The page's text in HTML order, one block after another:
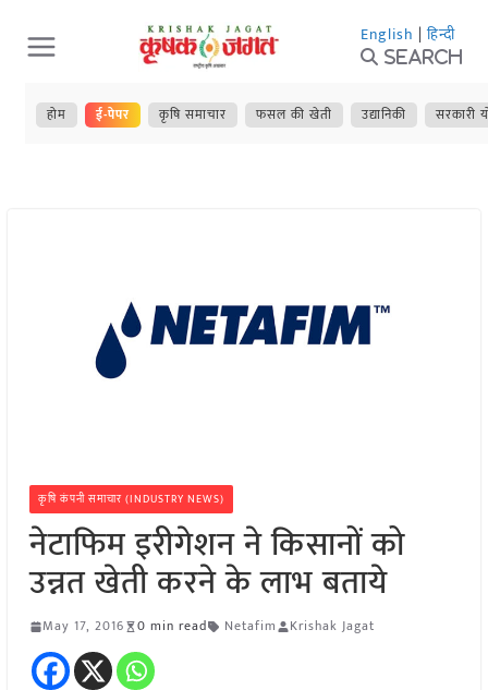
Skip
to
content
English | हिन्दी
Search
होम ई-पेपर कृषि समाचार फसल की खेती उद्यानिकी सरकारी
कृषि कंपनी समाचार (INDUSTRY NEWS)
नेटाफिम इरीगेशन ने किसानों को
उन्नत खेती करने के लाभ बताये
May 17, 2016 0 min read Netafim Krishak Jagat